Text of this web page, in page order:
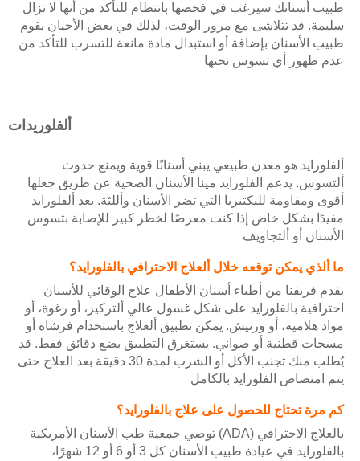
طبيب أسنانك سيرغب في فحصها بانتظام للتأكد من أنها لا تزال
سليمة. قد تتلاشى مع مرور الوقت، لذلك في بعض الأحيان يقوم
طبيب الأسنان بإضافة أو استبدال مادة مانعة للتسرب للتأكد من
عدم ظهور أي تسوس تحتها
ألفلوريدات
ألفلورايد هو معدن طبيعي يبني أسنانًا قوية ويمنع حدوث
ألتسوس. يدعم الفلورايد مينا الأسنان الصحية عن طريق جعلها
أقوى ومقاومة للبكتيريا التي تضر الأسنان وأللثة. يعد ألفلورايد
مفيدًا بشكل خاص إذا كنت معرضًا لخطر كبير للإصابة بتسوس
الأسنان أو ألتجاويف
ما ألذي يمكن توقعه خلال ألعلاج الاحترافي بالفلورايد؟
يقدم فريقنا من أطباء أسنان الأطفال علاج الوقائي للأسنان
احترافية بالفلورايد على شكل غسول عالي ألتركيز، أو رغوة، أو
مواد هلامية، أو ورنيش. يمكن تطبيق ألعلاج باستخدام فرشاة أو
مسحات قطنية أو صواني. يستغرق التطبيق بضع دقائق فقط. قد
يُطلب منك تجنب الأكل أو الشرب لمدة 30 دقيقة بعد العلاج حتى
يتم امتصاص الفلورايد بالكامل
كم مرة تحتاج للحصول على علاج بالفلورايد؟
توصي جمعية طب الأسنان الأمريكية (ADA) بالعلاج الاحترافي
بالفلورايد في عيادة طبيب الأسنان كل 3 أو 6 أو 12 شهرًا،